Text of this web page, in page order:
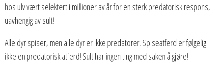
hos ulv vært selektert i millioner av år for en sterk predatorisk respons,
uavhengig av sult!
Alle dyr spiser, men alle dyr er ikke predatorer. Spiseatferd er følgelig
ikke en predatorisk atferd! Sult har ingen ting med saken å gjøre!